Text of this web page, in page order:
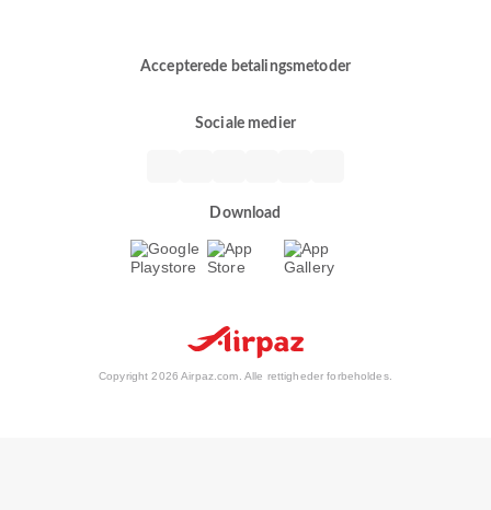
Accepterede betalingsmetoder
Sociale medier
Download
Copyright 2026 Airpaz.com. Alle rettigheder forbeholdes.